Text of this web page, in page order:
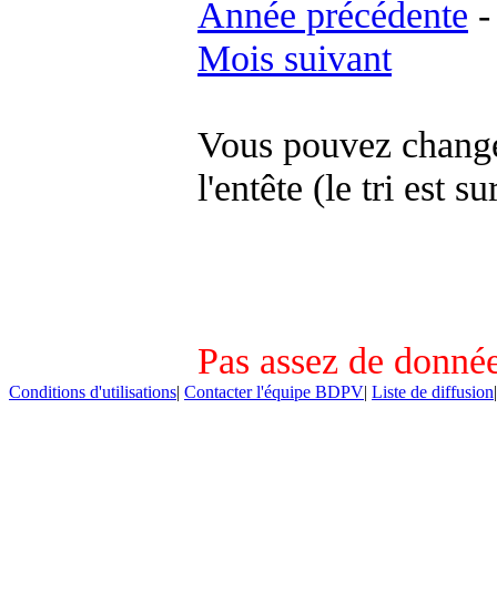
Année précédente -
Mois suivant
Vous pouvez
l'entête (le tri est
Pas assez de
Conditions d'utilisations| Contacter l'équipe BDPV| Liste de diffusion